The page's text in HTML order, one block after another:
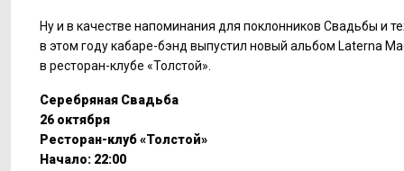
Ну и в качестве напоминания для поклонников Свадьбы и
в этом году кабаре-бэнд выпустил новый альбом Laterna
в ресторан-клубе «Толстой».
Серебряная Свадьба
26 октября
Ресторан-клуб «Толстой»
Начало: 22:00